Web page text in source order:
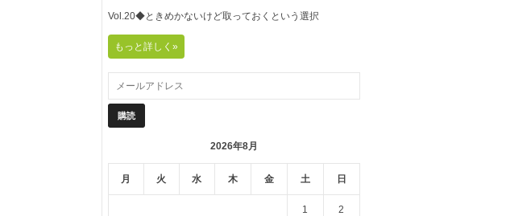
Vol.20◆ときめかないけど取っておくという選択
もっと詳しく»
2026年8月
月 火 水 木 金 土 日
1 2